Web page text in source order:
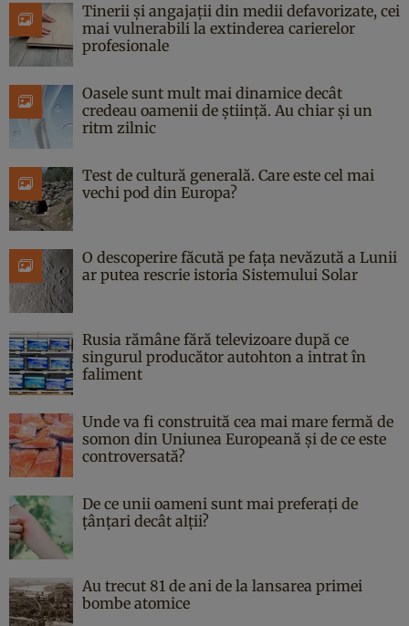
Tinerii și angajații din medii defavorizate, cei
mai vulnerabili la extinderea carierelor
profesionale
Oasele sunt mult mai dinamice decât
credeau oamenii de știință. Au chiar și un
ritm zilnic
Test de cultură generală. Care este cel mai
vechi pod din Europa?
O descoperire făcută pe fața nevăzută a Lunii
ar putea rescrie istoria Sistemului Solar
Rusia rămâne fără televizoare după ce
singurul producător autohton a intrat în
faliment
Unde va fi construită cea mai mare fermă de
somon din Uniunea Europeană și de ce este
controversată?
De ce unii oameni sunt mai preferați de
țânțari decât alții?
Au trecut 81 de ani de la lansarea primei
bombe atomice